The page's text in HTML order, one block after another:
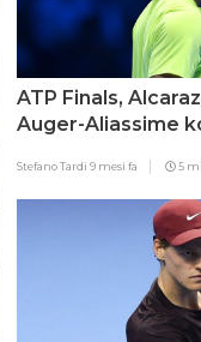
ATP Finals,
Auger-Aliassime
Stefano Tardi 9 mesi fa 5